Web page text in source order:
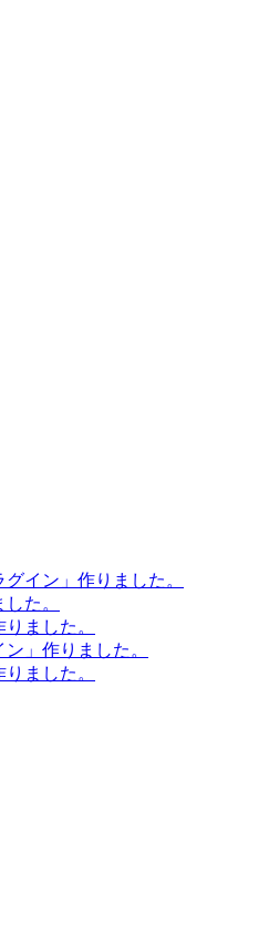
イン」作りました。
た。
ました。
」作りました。
ました。